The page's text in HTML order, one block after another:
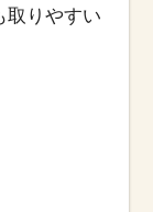
取りやすい